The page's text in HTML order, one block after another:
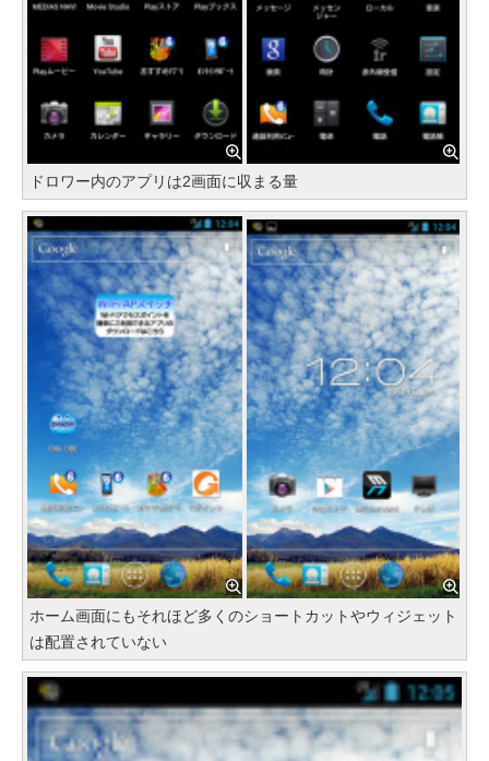
ドロワー内のアプリは2画面に収まる量
ホーム画面にもそれほど多くのショートカットやウィジェット
は配置されていない